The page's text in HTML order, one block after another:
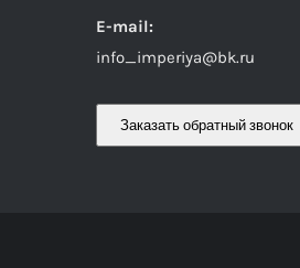
E-mail:
info_imperiya@bk.ru
Заказать обратный звонок